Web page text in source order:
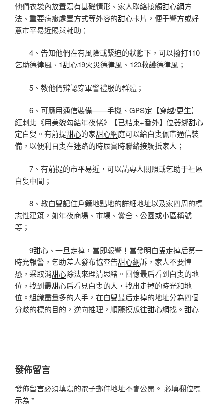
他們衣袋內放置寫有基礎情形、家人聯絡接觸甜心網方
法、重要病癥處置方式等外容的甜心卡片，便于警方或好
意市平易近賜與輔助；
4、告知他們在有風險或緊迫的狀態下，可以撥打110
乞助德律風、1甜心19火災德律風、120救護德律風；
5、教他們辨認穿軍警禮服的群體；
6、可應用通信裝備——手機、GPS定【穿越/更生】
紅刺北《用美貌勾結年夜佬》【已結束+番外】位器綁甜心
定白叟。有前提甜心的家甜心網庭可以給白叟佩帶通信裝
備，以便利白叟在迷路的時辰實時聯絡接觸抵家人；
7、有前提的市平易近，可以請專人關照或乞助于社區
白叟中間；
8、教白叟記住戶籍地點地的詳細地址以及家四周的標
志性建筑，如年夜商場、市場、黌舍、公園或小區稱號
等；
9甜心 、一旦走掉，當即報警！當發明白叟走掉后第一
時光報警，乞助差人發布協查告甜心網訴，家人不要惶
恐，采取消甜心除法來理清思緒。回憶最后看到白叟的地
位，找到最甜心后看見白叟的人，找出走掉的時光和地
位。組織盡量多的人手，在白叟最后走掉的地址分為四個
分歧的標的目的，逆向推理，順藤摸瓜往甜心網找。 甜心
發佈留言
發佈留言必須填寫的電子郵件地址不會公開。 必填欄位標
示為 *